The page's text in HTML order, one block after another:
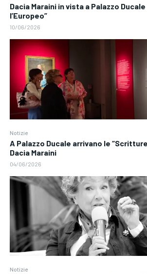
Dacia Maraini in vista a Palazzo Ducale
l’Europeo”
10/06/2026
Notizie
A Palazzo Ducale arrivano le
Dacia Maraini
04/06/2026
Notizie